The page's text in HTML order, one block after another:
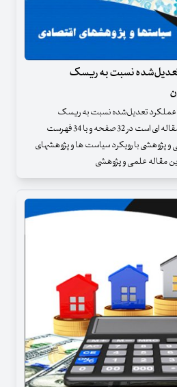
تعدیل‌شده نسبت به ریسک
عملکرد تعدیل‌شده نسبت به ریسک
صندوق‌های مشترک در ایران" مقاله ای است در 32 صفحه و با 34 فهرست
پژوهشی با رویکرد سیاست ها و پژوهشهای
مقاله علمی و پژوهشی